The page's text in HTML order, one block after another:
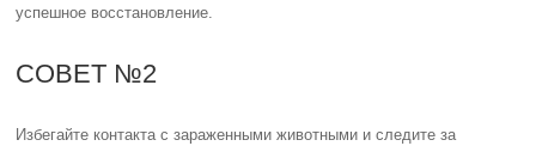
успешное восстановление.
СОВЕТ №2
Избегайте контакта с зараженными животными и следите за